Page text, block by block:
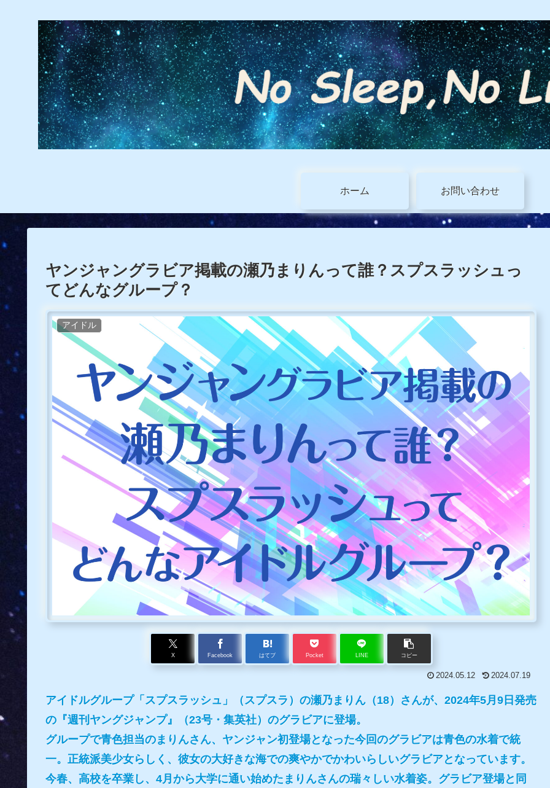
ホーム お問い合わせ
ヤンジャングラビア掲載の瀬乃まりんって誰？スプスラッシュっ
てどんなグループ？
アイドル
X Facebook はてブ Pocket LINE コピー
2024.05.12 2024.07.19
アイドルグループ「スプスラッシュ」（スプスラ）の瀬乃まりん（18）さんが、2024年5月9日発売
の『週刊ヤングジャンプ』（23号・集英社）のグラビアに登場。
グループで青色担当のまりんさん、ヤンジャン初登場となった今回のグラビアは青色の水着で統
一。正統派美少女らしく、彼女の大好きな海での爽やかでかわいらしいグラビアとなっています。
今春、高校を卒業し、4月から大学に通い始めたまりんさんの瑞々しい水着姿。グラビア登場と同